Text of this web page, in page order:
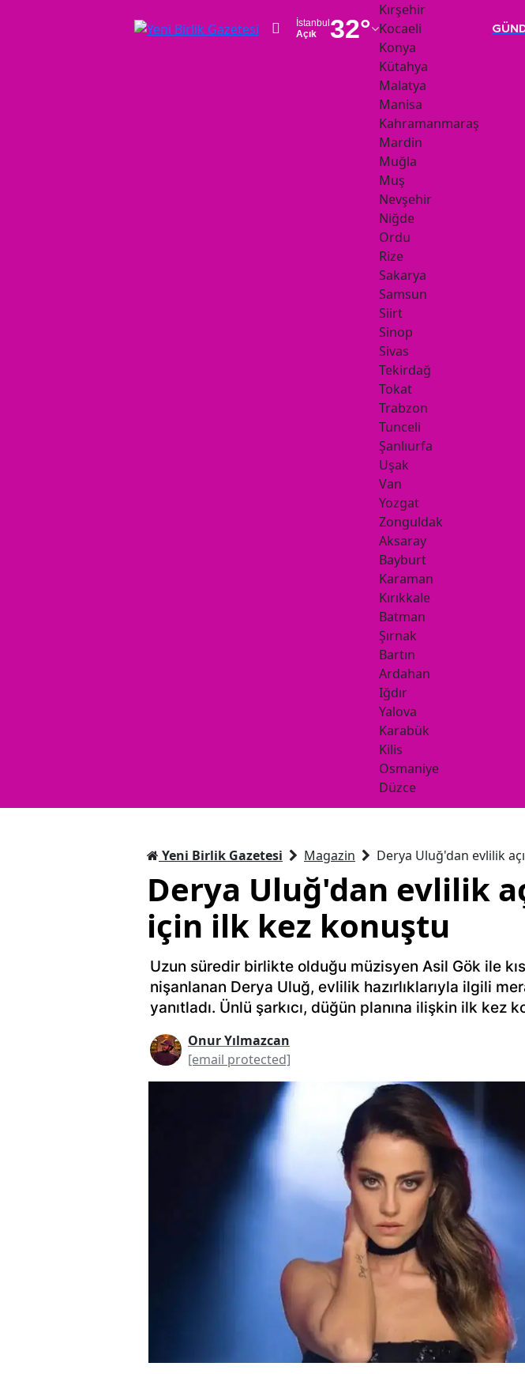
İstanbul
Açık
32°
Kırşehir
Kocaeli
Konya
Kütahya
Malatya
Manisa
Kahramanmaraş
Mardin
Muğla
Muş
Nevşehir
Niğde
Ordu
Rize
Sakarya
Samsun
Siirt
Sinop
Sivas
Tekirdağ
Tokat
Trabzon
Tunceli
Şanlıurfa
Uşak
Van
Yozgat
Zonguldak
Aksaray
Bayburt
Karaman
Kırıkkale
Batman
Şırnak
Bartın
Ardahan
Iğdır
Yalova
Karabük
Kilis
Osmaniye
Düzce
Yeni Birlik Gazetesi Magazin Derya Uluğ'dan evlilik
Derya Uluğ'dan evlilik
için ilk kez konuştu
Uzun süredir birlikte olduğu müzisyen Asil Gök ile
nişanlanan Derya Uluğ, evlilik hazırlıklarıyla ilgili
yanıtladı. Ünlü şarkıcı, düğün planına ilişkin ilk kez
Onur Yılmazcan
[email protected]